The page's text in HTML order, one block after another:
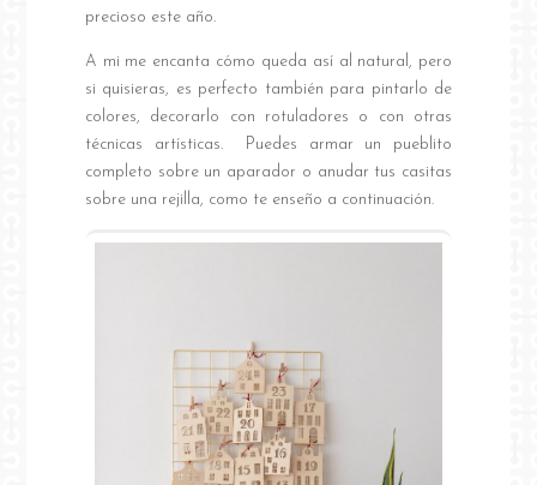
precioso este año.
A mi me encanta cómo queda así al natural, pero
si quisieras, es perfecto también para pintarlo de
colores, decorarlo con rotuladores o con otras
técnicas artísticas. Puedes armar un pueblito
completo sobre un aparador o anudar tus casitas
sobre una rejilla, como te enseño a continuación.